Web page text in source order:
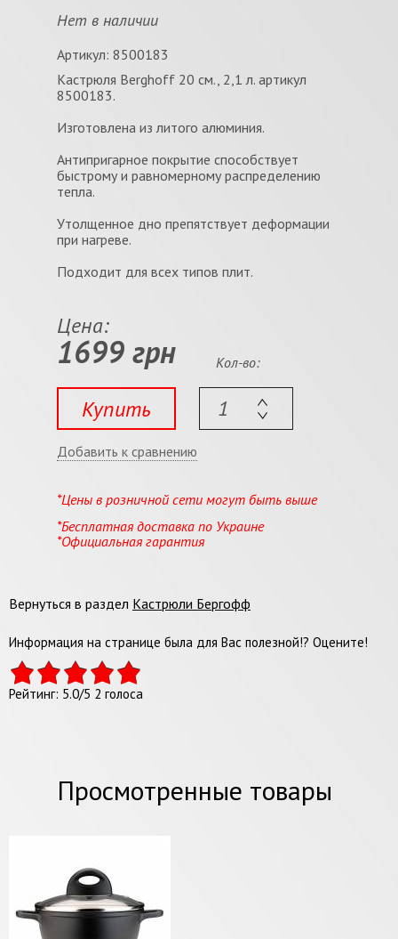
Нет в наличии
Артикул: 8500183
Кастрюля Berghoff 20 см., 2,1 л. артикул
8500183.
Изготовлена из литого алюминия.
Антипригарное покрытие способствует
быстрому и равномерному распределению
тепла.
Утолщенное дно препятствует деформации
при нагреве.
Подходит для всех типов плит.
Цена:
1699 грн
Купить
Кол-во:
Добавить к сравнению
*Цены в розничной сети могут быть выше
*Бесплатная доставка по Украине
*Официальная гарантия
Вернуться в раздел Кастрюли Бергофф
Информация на странице была для Вас полезной!? Оцените!
Рейтинг: 5.0/5 2 голоса
Просмотренные товары